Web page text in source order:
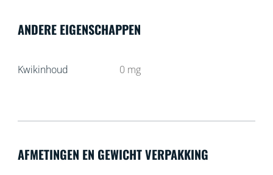
ANDERE EIGENSCHAPPEN
Kwikinhoud 0 mg
AFMETINGEN EN GEWICHT VERPAKKING